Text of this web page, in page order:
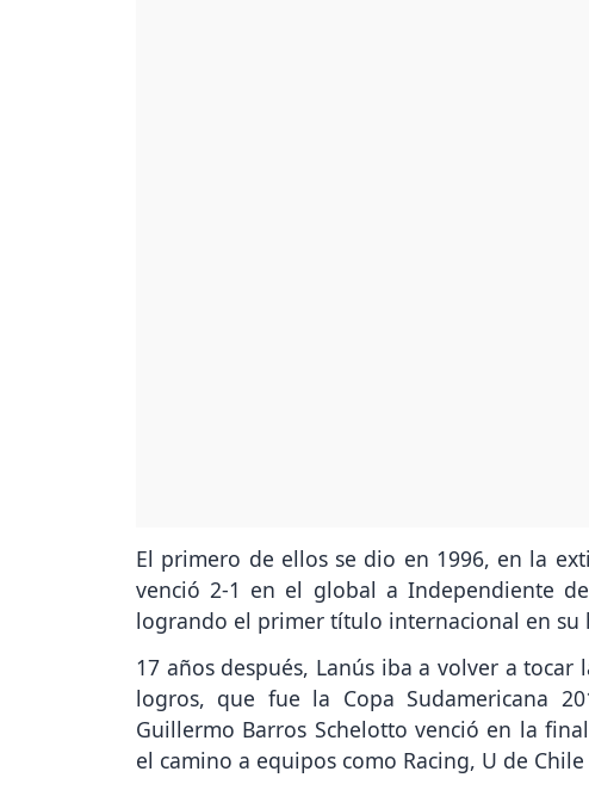
El primero de ellos se dio en 1996, en la
venció 2-1 en el global a Independiente
logrando el primer título internacional en su
17 años después, Lanús iba a volver a
logros, que fue la Copa Sudamericana
Guillermo Barros Schelotto venció en la
el camino a equipos como Racing, U de